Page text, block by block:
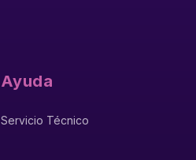
Ayuda
Servicio Técnico